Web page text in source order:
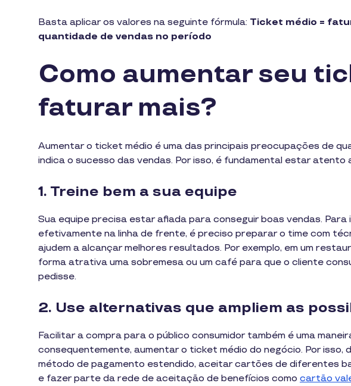
Basta aplicar os valores na seguinte fórmula: Ticket médio =
quantidade de vendas no período
Como aumentar seu
faturar mais?
Aumentar o ticket médio é uma das principais preocupações de
indica o sucesso das vendas. Por isso, é fundamental estar atento
1. Treine bem a sua equipe
Sua equipe precisa estar afiada para conseguir boas vendas.
efetivamente na linha de frente, é preciso preparar o time com
ajudem a alcançar melhores resultados. Por exemplo, em um
forma atrativa uma sobremesa ou um café para que o cliente
pedisse.
2. Use alternativas que ampliem as
Facilitar a compra para o público consumidor também é uma
consequentemente, aumentar o ticket médio do negócio. Por isso,
método de pagamento estendido, aceitar cartões de diferentes
e fazer parte da rede de aceitação de benefícios como cartão